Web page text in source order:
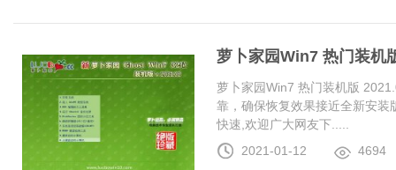
萝卜家园Win7 热门装机
萝卜家园Win7 热门装机版
靠，确保恢复效果接近全新安
快速,欢迎广大网友下.....
2021-01-12
4694